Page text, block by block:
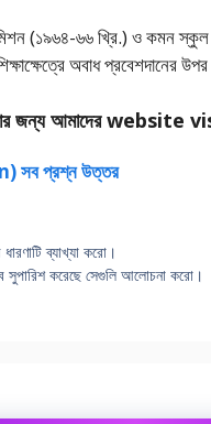
(১৯৬৪-৬৬ খ্রি.) ও কমন
অবাধ প্রবেশদানের
জন্য আমাদের website
সব প্রশ্ন উত্তর
ব্যাখ্যা করাে।
সুপারিশ করেছে সেগুলি আলােচনা করাে।